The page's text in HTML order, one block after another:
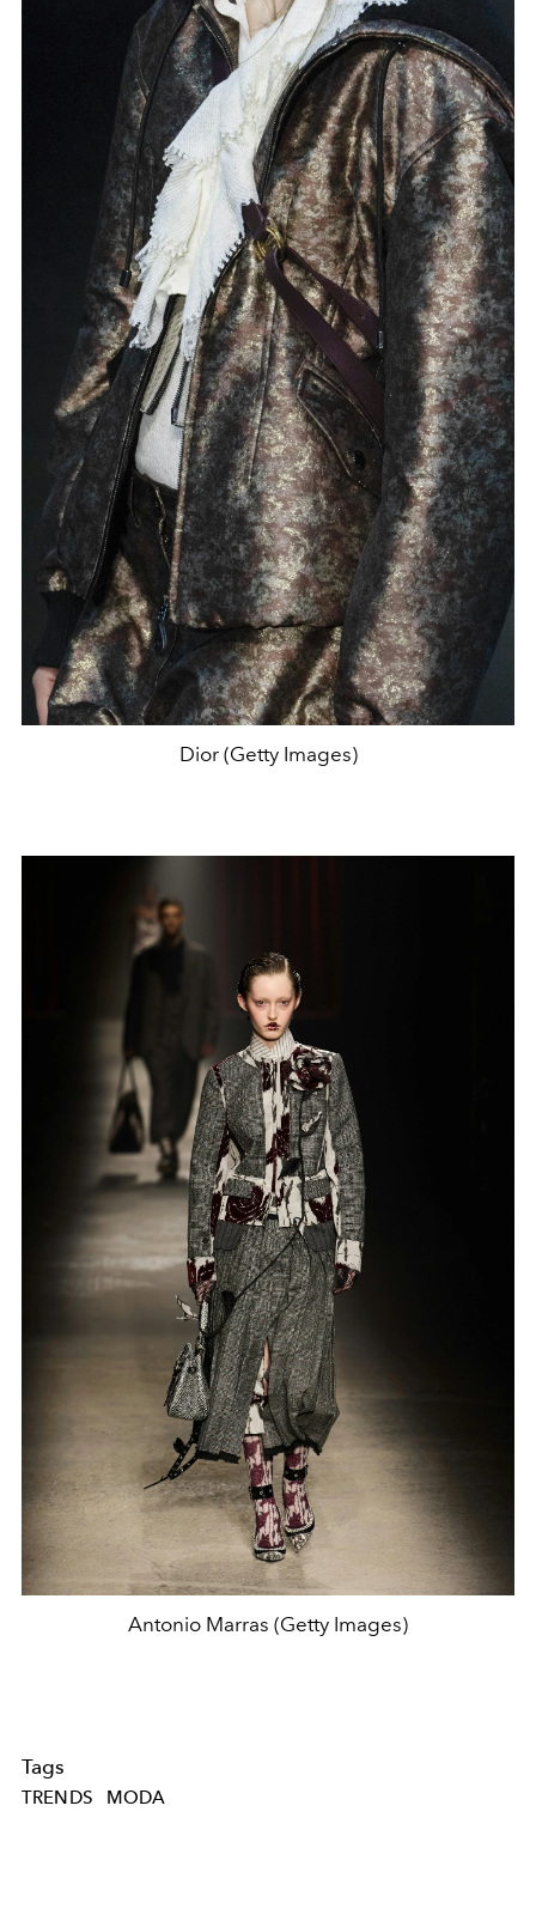
Dior (Getty Images)
Antonio Marras (Getty Images)
Tags
TRENDS MODA